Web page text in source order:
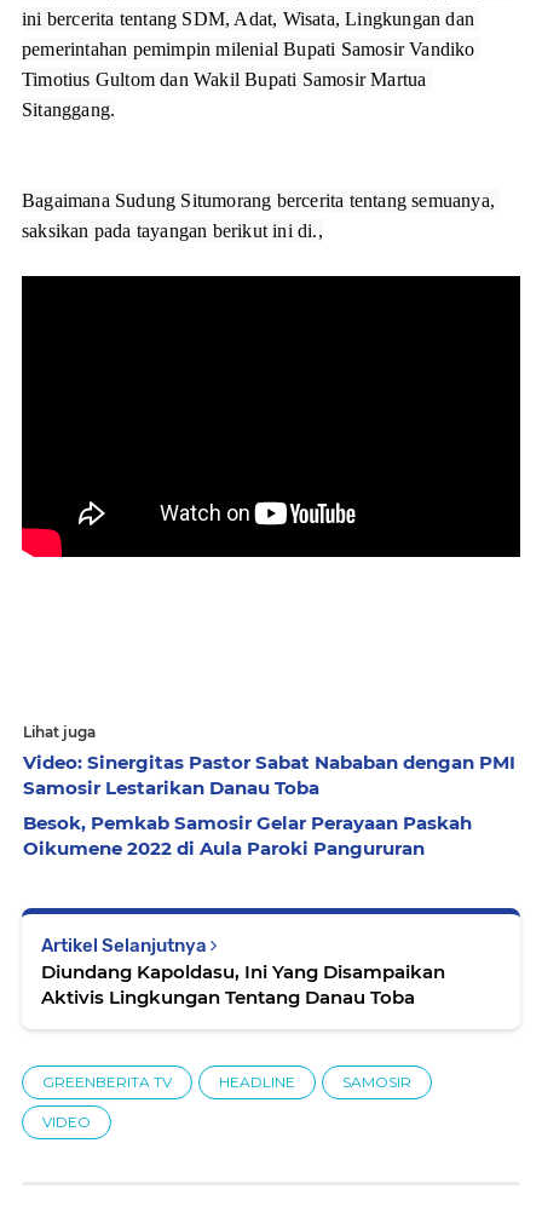
ini bercerita tentang SDM, Adat, Wisata, Lingkungan dan
pemerintahan pemimpin milenial Bupati Samosir Vandiko
Timotius Gultom dan Wakil Bupati Samosir Martua
Bagaimana Sudung Situmorang bercerita tentang semuanya,
saksikan pada tayangan berikut ini di.,
Lihat juga
Video: Sinergitas Pastor Sabat Nababan dengan PMI
Samosir Lestarikan Danau Toba
Besok, Pemkab Samosir Gelar Perayaan Paskah
Oikumene 2022 di Aula Paroki Pangururan
Artikel Selanjutnya
Diundang Kapoldasu, Ini Yang Disampaikan
Aktivis Lingkungan Tentang Danau Toba
GREENBERITA TV HEADLINE SAMOSIR
VIDEO